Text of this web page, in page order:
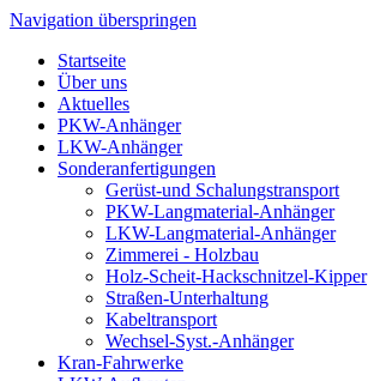
Navigation überspringen
Startseite
Über uns
Aktuelles
PKW-Anhänger
LKW-Anhänger
Sonderanfertigungen
Gerüst-und Schalungstransport
PKW-Langmaterial-Anhänger
LKW-Langmaterial-Anhänger
Zimmerei - Holzbau
Holz-Scheit-Hackschnitzel-Kipper
Straßen-Unterhaltung
Kabeltransport
Wechsel-Syst.-Anhänger
Kran-Fahrwerke